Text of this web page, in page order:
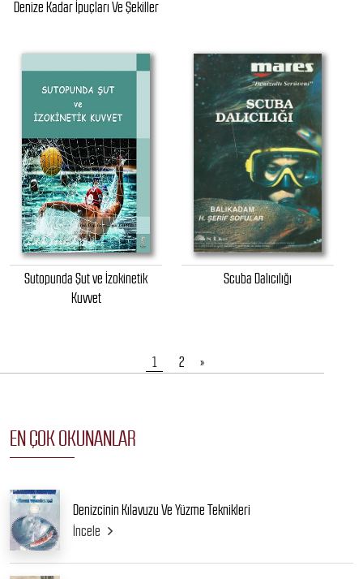
Denize Kadar İpuçları Ve Şekiller
Sutopunda Şut ve İzokinetik
Kuvvet
Scuba Dalıcılığı
1 2 »
EN ÇOK OKUNANLAR
Denizcinin Kılavuzu Ve Yüzme Teknikleri
İncele